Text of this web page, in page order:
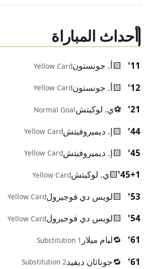
أحداث المباراة
11'
🟨أ. جونستونYellow Card
12'
🟨أ. جونستونYellow Card
21'
⚽ي. لوكيتشNormal Goal
44'
🟨إ. ديميروفيتشYellow Card
45'
🟨إ. ديميروفيتشYellow Card
45+1'
🟨ي. لوكيتشYellow Card
53'
🟨لويس دي فوجيرولYellow Card
54'
🟨لويس دي فوجيرولYellow Card
61'
🔁ليام ميلار Substitution 1
61'
🔁جوناثان ديفيدSubstitution 2